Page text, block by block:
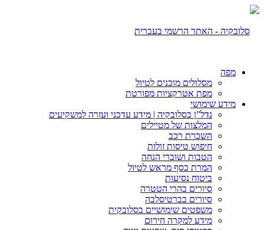
מפה
מסלולים מוכנים לטיול
מפת אטרקציות מפורטת
מידע שימושי
נדל”ן בסלובקיה | מידע עדכני ועזרה למשקיעים
המלצות של מטיילים
השכרת רכב
חיפוש טיסות זולות
הטבות ושוברי הנחה
המרת כסף מראש לטיול
ביטוח נסיעות
סיורים בהרי הטטרה
סיורים בברטיסלבה
משפטים שימושיים בסלובקית
מידע למקרה חירום